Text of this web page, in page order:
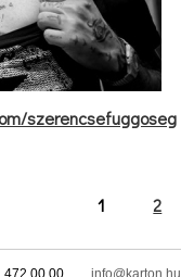
szerencsefuggoseg
1 2
472 00 00 info@karton.hu